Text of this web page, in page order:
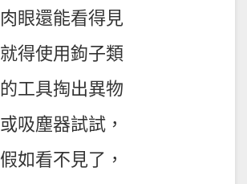
肉眼還能看得見
就得使用鉤子類
的工具掏出異物
或吸塵器試試，
假如看不見了，